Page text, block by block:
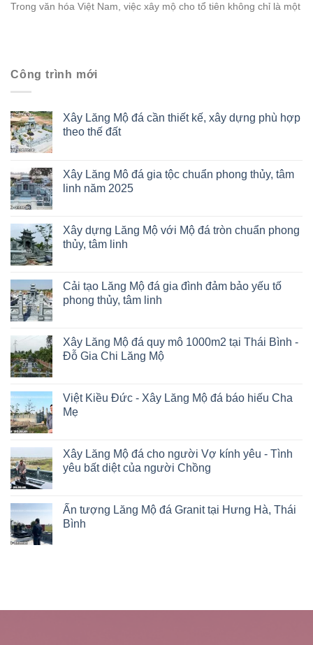
Trong văn hóa Việt Nam, việc xây mộ cho tổ tiên không chỉ là một
Công trình mới
Xây Lăng Mộ đá cần thiết kế, xây dựng phù hợp
theo thế đất
Xây Lăng Mô đá gia tộc chuẩn phong thủy, tâm
linh năm 2025
Xây dựng Lăng Mộ với Mộ đá tròn chuẩn phong
thủy, tâm linh
Cải tạo Lăng Mộ đá gia đình đảm bảo yếu tố
phong thủy, tâm linh
Xây Lăng Mộ đá quy mô 1000m2 tại Thái Bình -
Đỗ Gia Chi Lăng Mộ
Việt Kiều Đức - Xây Lăng Mộ đá báo hiếu Cha
Mẹ
Xây Lăng Mộ đá cho người Vợ kính yêu - Tình
yêu bất diệt của người Chồng
Ấn tượng Lăng Mộ đá Granit tại Hưng Hà, Thái
Bình